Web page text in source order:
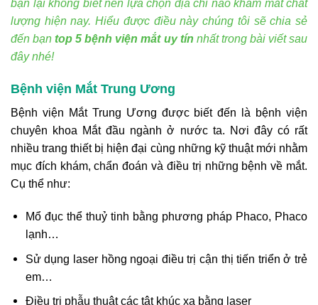
bạn lại không biết nên lựa chọn địa chỉ nào khám mắt chất
lượng hiện nay. Hiểu được điều này chúng tôi sẽ chia sẻ
đến bạn top 5 bệnh viện mắt uy tín nhất trong bài viết sau
đây nhé!
Bệnh viện Mắt Trung Ương
Bệnh viện Mắt Trung Ương được biết đến là bệnh viện
chuyên khoa Mắt đầu ngành ở nước ta. Nơi đây có rất
nhiều trang thiết bị hiện đại cùng những kỹ thuật mới nhằm
mục đích khám, chẩn đoán và điều trị những bệnh về mắt.
Cụ thể như:
Mổ đục thể thuỷ tinh bằng phương pháp Phaco, Phaco
lạnh…
Sử dụng laser hồng ngoại điều trị cận thị tiến triển ở trẻ
em…
Điều trị phẫu thuật các tật khúc xạ bằng laser